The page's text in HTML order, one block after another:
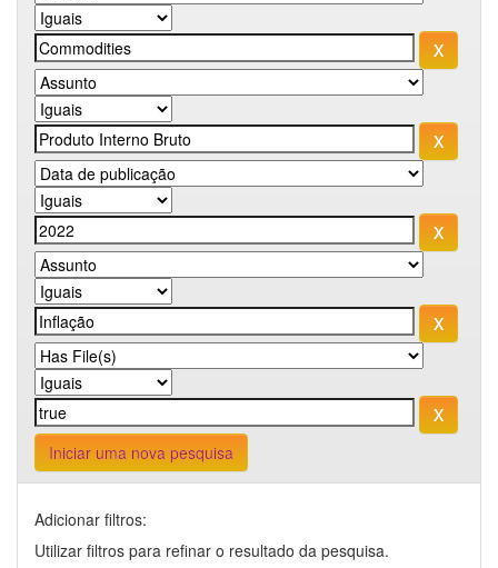
Iniciar uma nova pesquisa
Adicionar filtros:
Utilizar filtros para refinar o resultado da pesquisa.